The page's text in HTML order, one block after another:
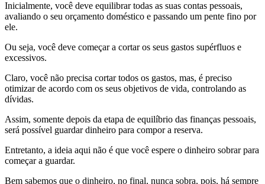
Inicialmente, você deve equilibrar todas as suas contas pessoais,
avaliando o seu orçamento doméstico e passando um pente fino por
ele.
Ou seja, você deve começar a cortar os seus gastos supérfluos e
excessivos.
Claro, você não precisa cortar todos os gastos, mas, é preciso
otimizar de acordo com os seus objetivos de vida, controlando as
dívidas.
Assim, somente depois da etapa de equilíbrio das finanças pessoais,
será possível guardar dinheiro para compor a reserva.
Entretanto, a ideia aqui não é que você espere o dinheiro sobrar para
começar a guardar.
Bem sabemos que o dinheiro, no final, nunca sobra, pois, há sempre